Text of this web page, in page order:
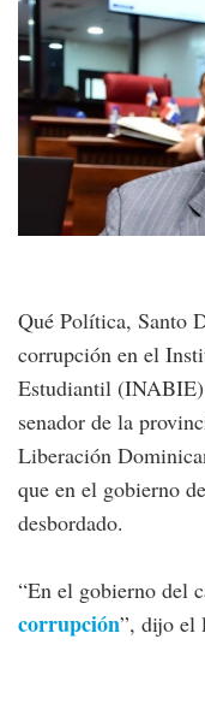
Qué Política, Santo
corrupción en el
Estudiantil
senador de la
Liberación
que en el gobierno
desbordado.
“En el gobierno del
corrupción”, dijo el